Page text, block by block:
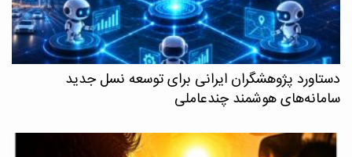
دستاورد پژوهشگران ایرانی برای توسعه نسل جدید
سامانه‌های هوشمند چندعاملی